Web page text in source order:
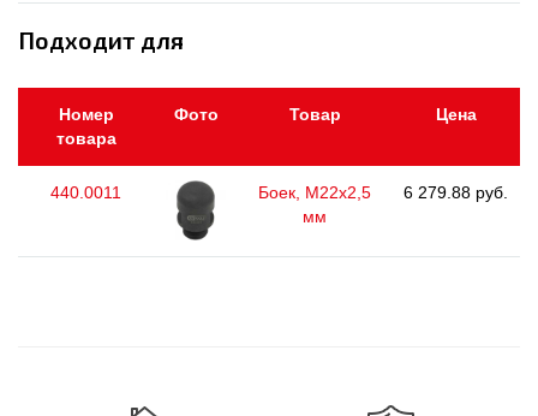
Подходит для
Номер
товара
Фото Товар Цена
440.0011
Боек, М22х2,5
мм
6 279.88 руб.